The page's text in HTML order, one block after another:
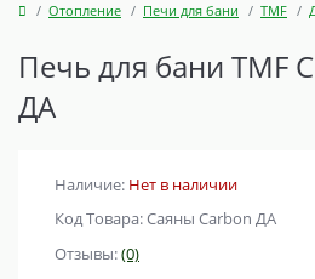
Отопление Печи для бани TMF
Печь для бани TMF
ДА
Наличие: Нет в наличии
Код Товара: Саяны Carbon ДА
Отзывы:(0)